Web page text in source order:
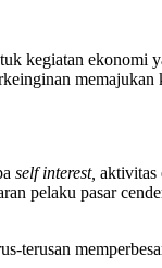
kegiatan ekonomi
self interest, aktivitas
pelaku pasar
terusan